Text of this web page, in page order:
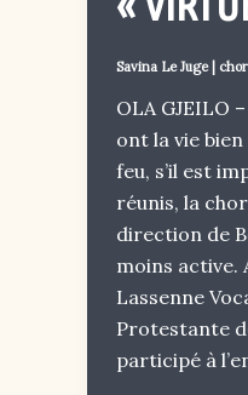
Savina Le Juge |
OLA GJEILO
ont la vie
feu, s’il est
réunis, la
direction de
moins active.
Lassenne
Protestante
participé à